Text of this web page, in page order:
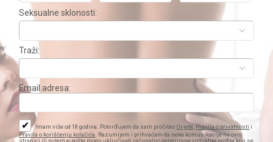
Seksualne sklonosti:
Traži:
Email adresa:
✔ Imam više od 18 godina. Potvrđujem da sam pročitao Uvjete, Pravila o privatnosti i
Pravila o korišćenju kolačića. Razumijem i prihvaćam da neke komunikacije na ovoj
stranici ili putem e-pošte mogu uključivati ​​računalno generirane virtualne profile koji se